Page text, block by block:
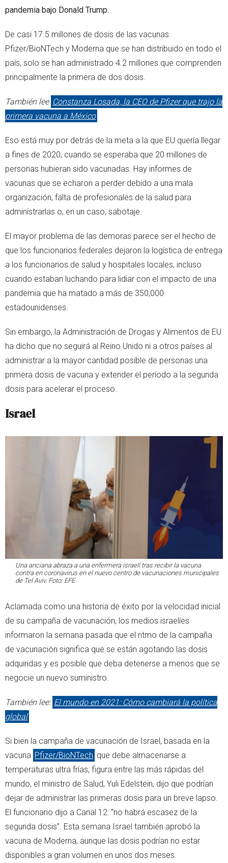
pandemia bajo Donald Trump.
De casi 17.5 millones de dosis de las vacunas
Pfizer/BioNTech y Moderna que se han distribuido en todo el
país, solo se han administrado 4.2 millones que comprenden
principalmente la primera de dos dosis.
También lee Constanza Losada, la CEO de Pfizer que trajo la
primera vacuna a México
Eso está muy por detrás de la meta a la que EU quería llegar
a fines de 2020, cuando se esperaba que 20 millones de
personas hubieran sido vacunadas. Hay informes de
vacunas que se echaron a perder debido a una mala
organización, falta de profesionales de la salud para
administrarlas o, en un caso, sabotaje.
El mayor problema de las demoras parece ser el hecho de
que los funcionarios federales dejaron la logística de entrega
a los funcionarios de salud y hospitales locales, incluso
cuando estaban luchando para lidiar con el impacto de una
pandemia que ha matado a más de 350,000
estadounidenses.
Sin embargo, la Administración de Drogas y Alimentos de EU
ha dicho que no seguirá al Reino Unido ni a otros países al
administrar a la mayor cantidad posible de personas una
primera dosis de vacuna y extender el período a la segunda
dosis para acelerar el proceso.
Israel
Una anciana abraza a una enfermera israelí tras recibir la vacuna
contra en coronavirus en el nuevo centro de vacunaciones municipales
de Tel Aviv. Foto: EFE
Aclamada como una historia de éxito por la velocidad inicial
de su campaña de vacunación, los medios israelíes
informaron la semana pasada que el ritmo de la campaña
de vacunación significa que se están agotando las dosis
adquiridas y es posible que deba detenerse a menos que se
negocie un nuevo suministro.
También lee: El mundo en 2021: Cómo cambiará la política
global
Si bien la campaña de vacunación de Israel, basada en la
vacuna Pfizer/BioNTech que debe almacenarse a
temperaturas ultra frías, figura entre las más rápidas del
mundo, el ministro de Salud, Yuli Edelstein, dijo que podrían
dejar de administrar las primeras dosis para un breve lapso.
El funcionario dijo a Canal 12: “no habrá escasez de la
segunda dosis”. Esta semana Israel también aprobó la
vacuna de Moderna, aunque las dosis podrían no estar
disponibles a gran volumen en unos dos meses.